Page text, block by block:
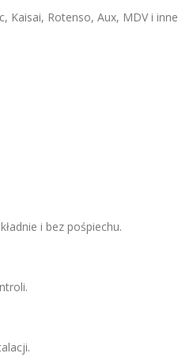
Kaisai, Rotenso, Aux, MDV i inne
i bez pośpiechu.